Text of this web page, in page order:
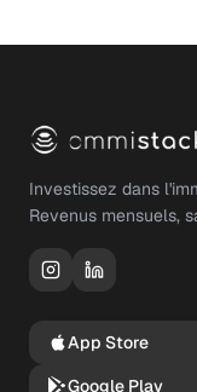
Investissez dans
Revenus mensuels,
App Store
Google Play